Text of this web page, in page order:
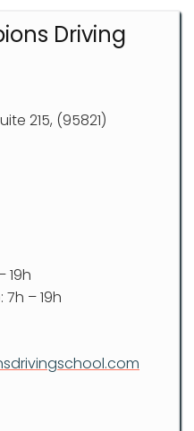
Driving
215, (95821)
19h
– 19h